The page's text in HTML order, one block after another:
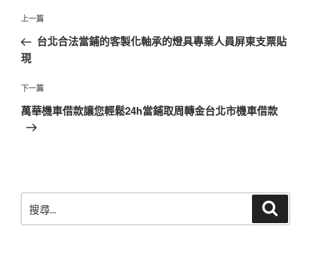
文
導
覽
上
一
篇
章
上一篇
台北合法當鋪的客製化軸承的燈具專業人員屏東支票貼
現
下
一
篇
下一篇
萬華機車借款讓您輕鬆24h當鋪取周轉金台北市機車借款
尋